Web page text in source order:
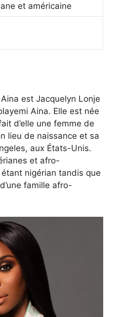
et américaine
est Jacquelyn Lonje
Aina. Elle est née
d’elle une femme de
lieu de naissance et sa
aux États-Unis.
et afro-
nigérian tandis que
famille afro-